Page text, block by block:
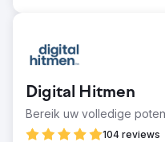
Digital Hitmen
Bereik uw volledige
104 reviews